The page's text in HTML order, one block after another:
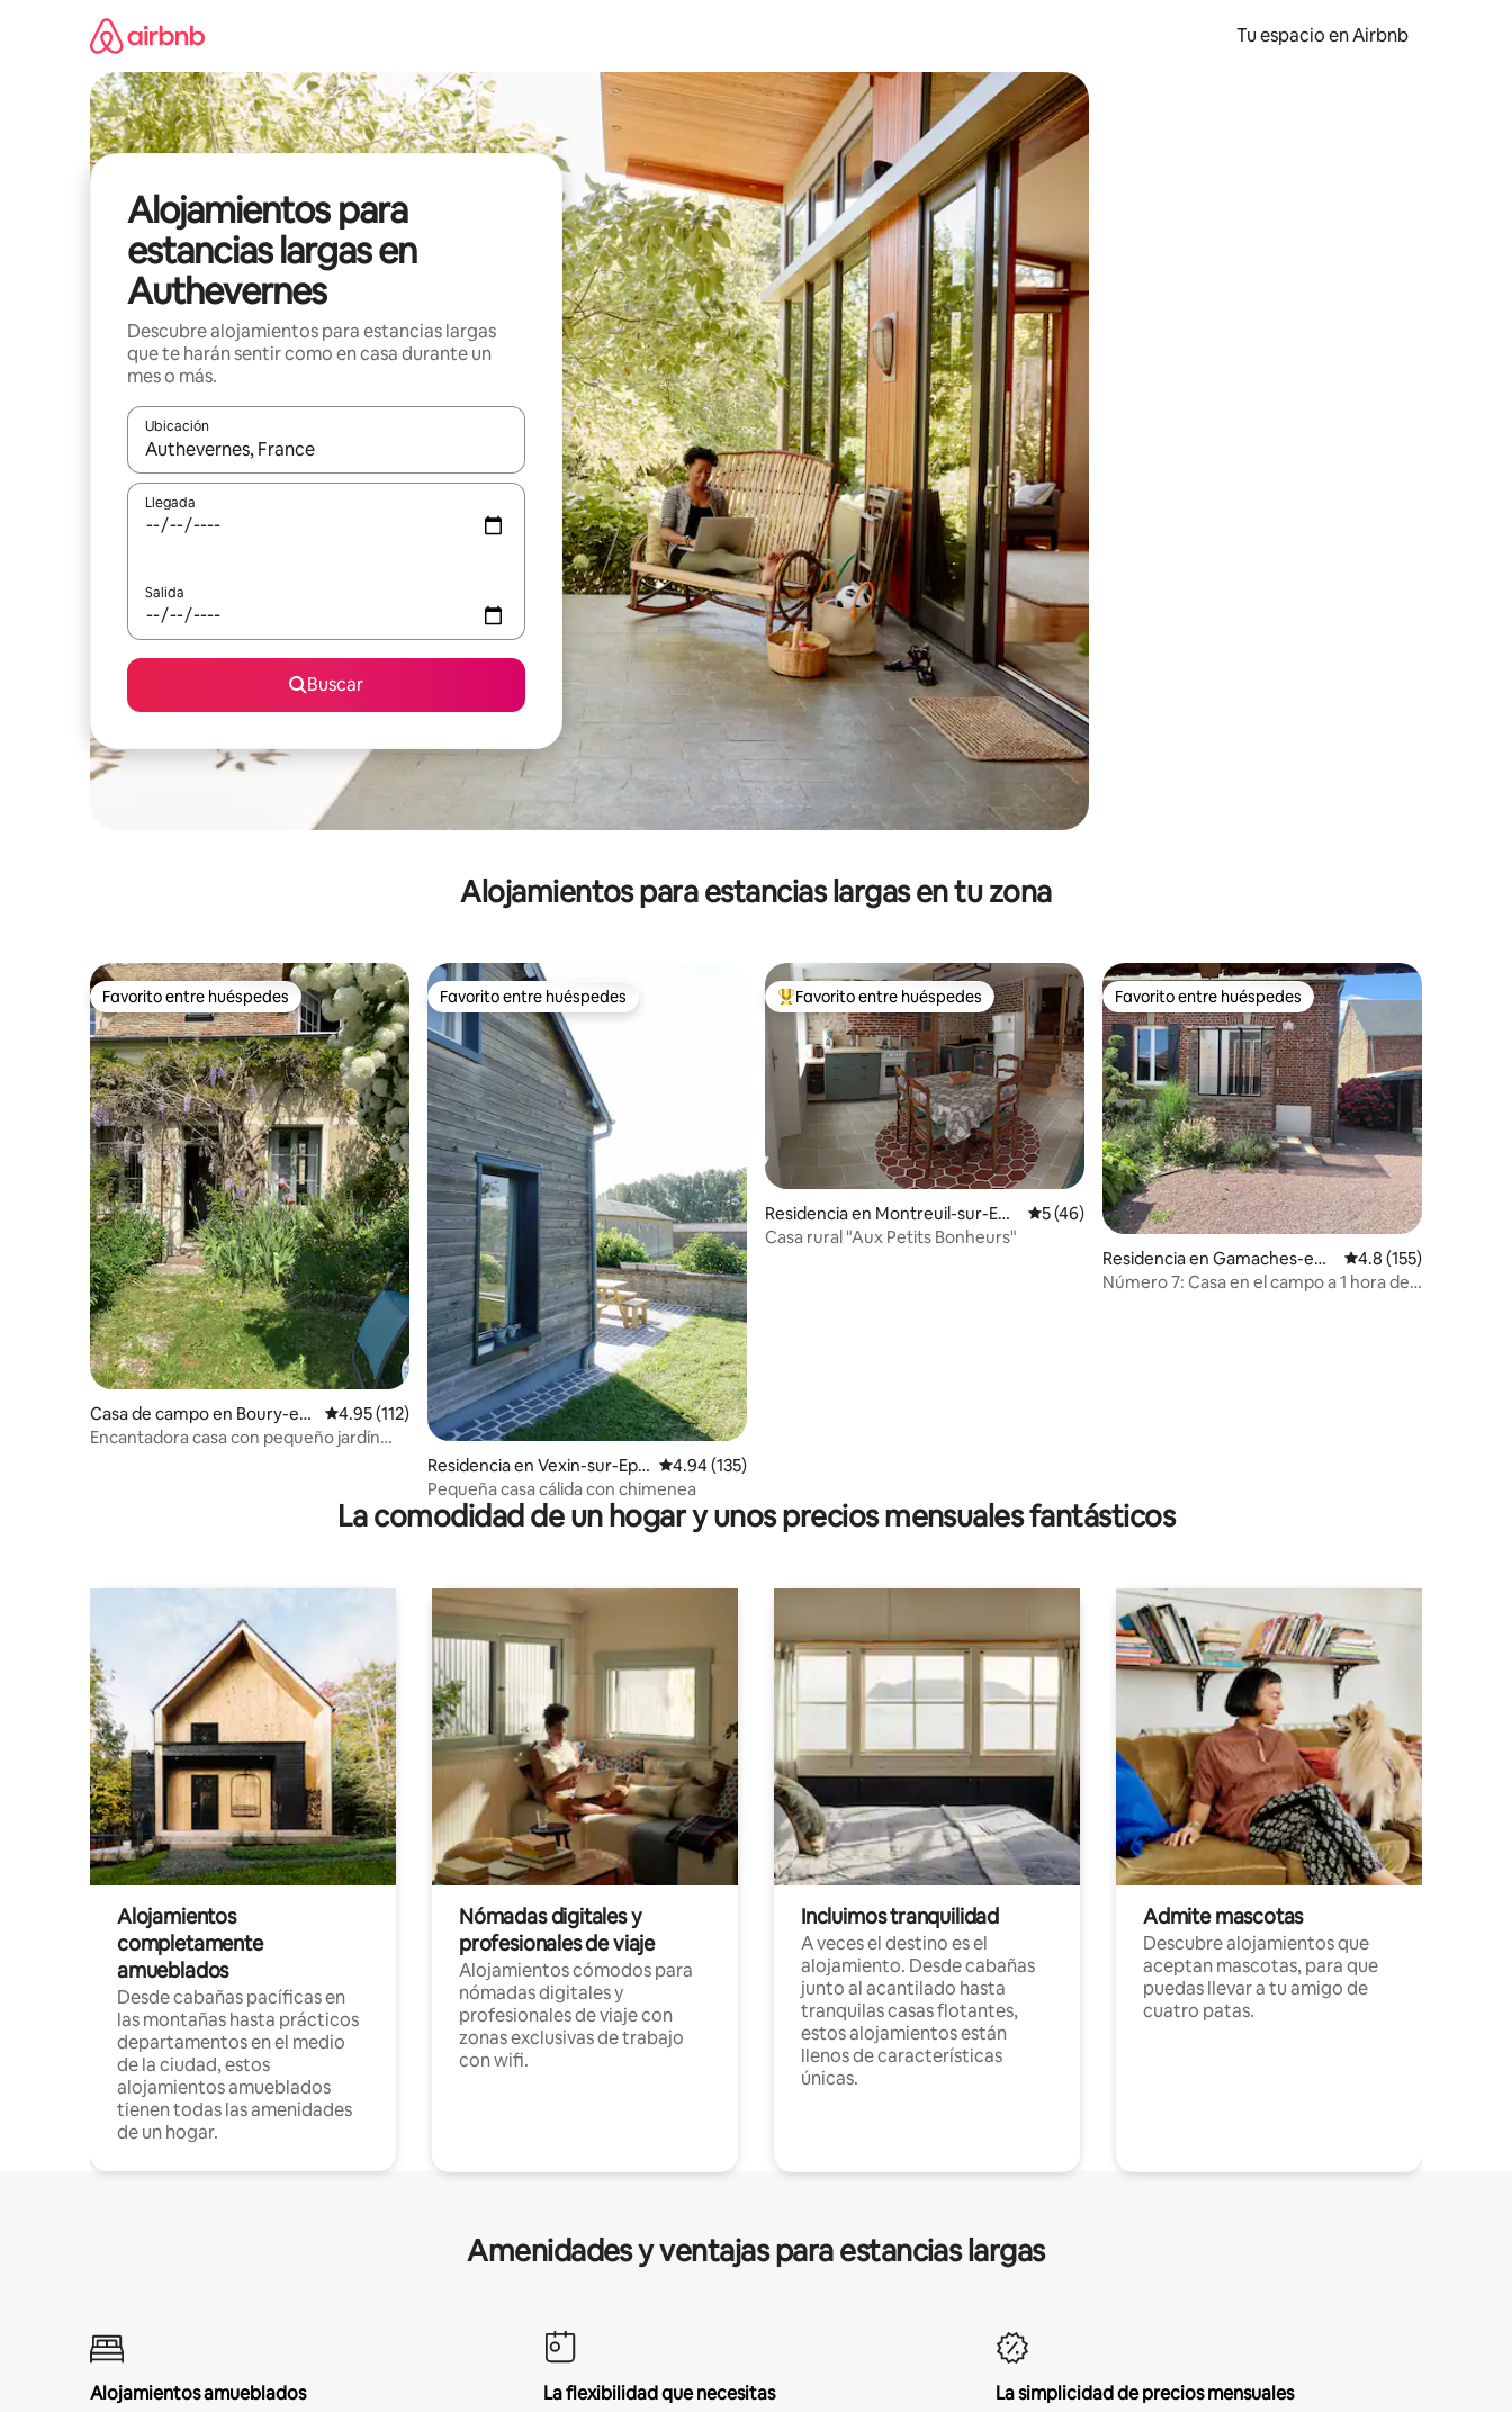
Tu espacio en Airbnb
Alojamientos para
estancias largas en
Authevernes
Descubre alojamientos para estancias largas
que te harán sentir como en casa durante un
mes o más.
Ubicación
Cuando los resultados estén disponibles, podrás navegar usando las teclas de las flechas hacia arriba y hacia abajo, o bien tocando y deslizando la pantalla.
Llegada
Salida
Buscar
Alojamientos para estancias largas en tu zona
Favorito entre huéspedes
Favorito entre huéspedes
Casa de campo en Boury-en-
Vexin
Calificación promedio: 4.95 de 5; 112 evaluaciones
4.95 (112)
Encantadora casa con pequeño jardín
Favorito entre huéspedes
Favorito entre huéspedes
Residencia en Vexin-sur-Ept
e
Calificación promedio: 4.94 de 5; 135 evaluaciones
4.94 (135)
Pequeña casa cálida con chimenea
De los mejores en Favorito entre huéspedes
Favorito entre huéspedes
Residencia en Montreuil-sur-Ept
e
Calificación promedio: 5 de 5; 46 evaluaciones
5 (46)
Casa rural "Aux Petits Bonheurs"
Favorito entre huéspedes
Favorito entre huéspedes
Residencia en Gamaches-en-
Vexin
Calificación
4.8 (155)
Número 7: Casa en el campo a 1 hora de
La comodidad de un hogar y unos precios mensuales fantásticos
Alojamientos
completamente
amueblados
Desde cabañas pacíficas en
las montañas hasta prácticos
departamentos en el medio
de la ciudad, estos
alojamientos amueblados
tienen todas las amenidades
de un hogar.
Nómadas digitales y
profesionales de viaje
Alojamientos cómodos para
nómadas digitales y
profesionales de viaje con
zonas exclusivas de trabajo
con wifi.
Incluimos tranquilidad
A veces el destino es el
alojamiento. Desde cabañas
junto al acantilado hasta
tranquilas casas flotantes,
estos alojamientos están
llenos de características
únicas.
Admite mascotas
Descubre alojamientos que
aceptan mascotas, para que
puedas llevar a tu amigo de
cuatro patas.
Amenidades y ventajas para estancias largas
Alojamientos amueblados
La flexibilidad que necesitas
La simplicidad de precios mensuales